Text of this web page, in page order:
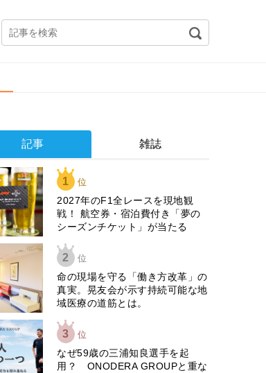
記事 雑誌
1 位
2027年のF1全レースを現地観
戦！ 航空券・宿泊費付き「夢の
シーズンチケット」が当たる
2 位
​命の現場を守る「働き方改革」の
真実。晃友会が示す持続可能な地
域医療の道筋とは。
3 位
なぜ59歳の三浦知良選手を起
用？ ONODERA GROUPと重な